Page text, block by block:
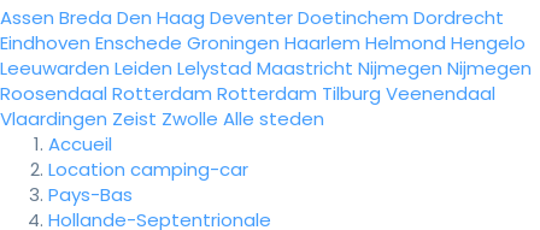
Assen Breda Den Haag DeventerDoetinchem Dordrecht
Eindhoven Enschede Groningen Haarlem Helmond Hengelo
Leeuwarden Leiden Lelystad Maastricht Nijmegen Nijmegen
Roosendaal Rotterdam Rotterdam Tilburg Veenendaal
Vlaardingen Zeist Zwolle Alle steden
Accueil
Location camping-car
Pays-Bas
Hollande-Septentrionale